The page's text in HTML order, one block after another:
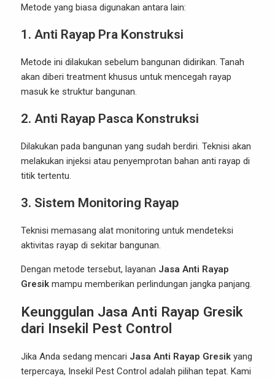
Metode yang biasa digunakan antara lain:
1. Anti Rayap Pra Konstruksi
Metode ini dilakukan sebelum bangunan didirikan. Tanah
akan diberi treatment khusus untuk mencegah rayap
masuk ke struktur bangunan.
2. Anti Rayap Pasca Konstruksi
Dilakukan pada bangunan yang sudah berdiri. Teknisi akan
melakukan injeksi atau penyemprotan bahan anti rayap di
titik tertentu.
3. Sistem Monitoring Rayap
Teknisi memasang alat monitoring untuk mendeteksi
aktivitas rayap di sekitar bangunan.
Dengan metode tersebut, layanan Jasa Anti Rayap
Gresik mampu memberikan perlindungan jangka panjang.
Keunggulan Jasa Anti Rayap Gresik
dari Insekil Pest Control
Jika Anda sedang mencari Jasa Anti Rayap Gresik yang
terpercaya, Insekil Pest Control adalah pilihan tepat. Kami